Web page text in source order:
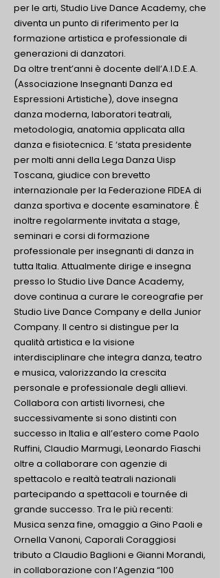
per le arti, Studio Live Dance Academy, che
diventa un punto di riferimento per la
formazione artistica e professionale di
generazioni di danzatori.
Da oltre trent’anni è docente dell’A.I.D.E.A.
(Associazione Insegnanti Danza ed
Espressioni Artistiche), dove insegna
danza moderna, laboratori teatrali,
metodologia, anatomia applicata alla
danza e fisiotecnica. E ‘stata presidente
per molti anni della Lega Danza Uisp
Toscana, giudice con brevetto
internazionale per la Federazione FIDEA di
danza sportiva e docente esaminatore. È
inoltre regolarmente invitata a stage,
seminari e corsi di formazione
professionale per insegnanti di danza in
tutta Italia. Attualmente dirige e insegna
presso lo Studio Live Dance Academy,
dove continua a curare le coreografie per
Studio Live Dance Company e della Junior
Company. Il centro si distingue per la
qualità artistica e la visione
interdisciplinare che integra danza, teatro
e musica, valorizzando la crescita
personale e professionale degli allievi.
Collabora con artisti livornesi, che
successivamente si sono distinti con
successo in Italia e all’estero come Paolo
Ruffini, Claudio Marmugi, Leonardo Fiaschi
oltre a collaborare con agenzie di
spettacolo e realtà teatrali nazionali
partecipando a spettacoli e tournée di
grande successo. Tra le più recenti:
Musica senza fine, omaggio a Gino Paoli e
Ornella Vanoni, Caporali Coraggiosi
tributo a Claudio Baglioni e Gianni Morandi,
in collaborazione con l’Agenzia “100